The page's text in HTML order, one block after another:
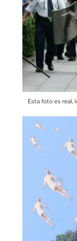
Esta foto es real,